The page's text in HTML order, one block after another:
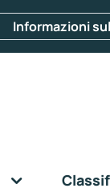
Informazioni